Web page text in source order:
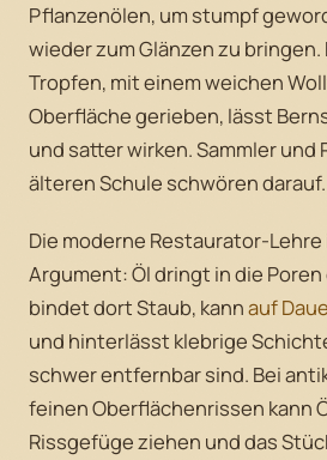
Pflanzenölen, um stumpf
wieder zum Glänzen zu bringen.
Tropfen, mit einem weichen
Oberfläche gerieben, lässt
und satter wirken. Sammler
älteren Schule schwören darauf.
Die moderne Restaurator-
Argument: Öl dringt in die
bindet dort Staub, kannauf
und hinterlässt klebrige
schwer entfernbar sind. Bei
feinen Oberflächenrissen kann
Rissgefüge ziehen und das